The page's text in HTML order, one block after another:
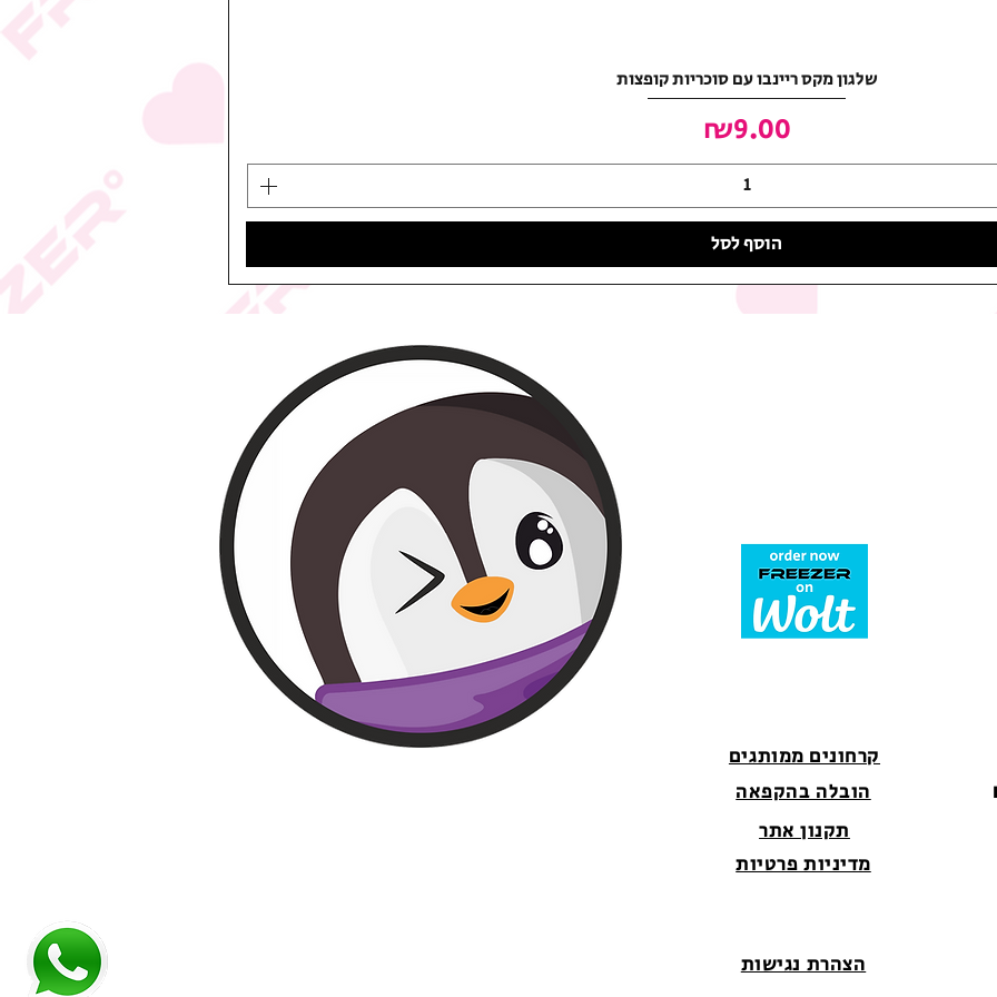
שלגון מקס ריינבו עם סוכריות קופצות
מחיר
₪9.00
הוסף לסל
קרחונים ממותגים
הובלה בהקפאה
תקנון אתר
מדיניות פרטיות
הצהרת נגישות